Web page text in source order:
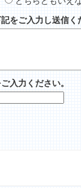
をご入力し送信く
入力ください。